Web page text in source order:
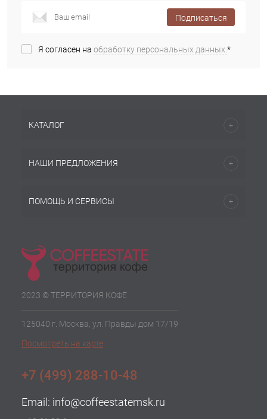
Подписаться
Я согласен на обработку персональных данных.*
КАТАЛОГ
НАШИ ПРЕДЛОЖЕНИЯ
ПОМОЩЬ И СЕРВИСЫ
2023 © ТЕРРИТОРИЯ КОФЕ
125040 г. Москва, ул. Правды дом 17/19
Посмотреть на карте
+7 (499) 288-10-48
Email: info@coffeestatemsk.ru